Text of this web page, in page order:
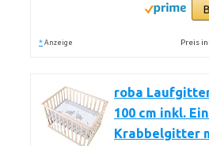
* Anzeige Preis
roba
100 cm inkl.
Krabbelgitter